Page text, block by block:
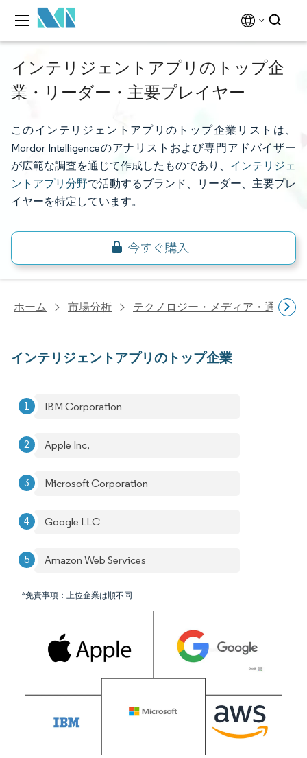
インテリジェントアプリのトップ企
業・リーダー・主要プレイヤー
このインテリジェントアプリのトップ企業リストは、
Mordor Intelligenceのアナリストおよび専門アドバイザー
が広範な調査を通じて作成したものであり、 インテリジェ
ントアプリ分野で活動するブランド、リーダー、主要プレ
イヤーを特定しています。
ホーム 市場分析 テクノロジー・メディア・通信研
インテリジェントアプリのトップ企業
IBM Corporation
Apple Inc,
Microsoft Corporation
Google LLC
Amazon Web Services
*免責事項：上位企業は順不同